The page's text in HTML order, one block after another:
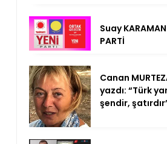
Suay
PARTİ
Canan
yazdı: “Türk
şendir,